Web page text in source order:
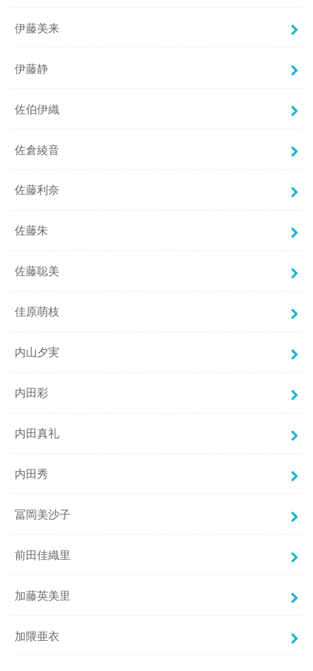
伊藤美来
伊藤静
佐伯伊織
佐倉綾音
佐藤利奈
佐藤朱
佐藤聡美
佳原萌枝
内山夕実
内田彩
内田真礼
内田秀
冨岡美沙子
前田佳織里
加藤英美里
加隈亜衣